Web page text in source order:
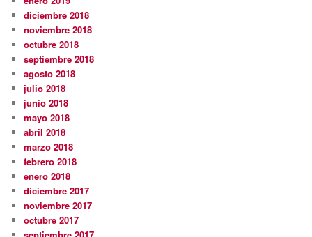
diciembre 2018
noviembre 2018
octubre 2018
septiembre 2018
agosto 2018
julio 2018
junio 2018
mayo 2018
abril 2018
marzo 2018
febrero 2018
enero 2018
diciembre 2017
noviembre 2017
octubre 2017